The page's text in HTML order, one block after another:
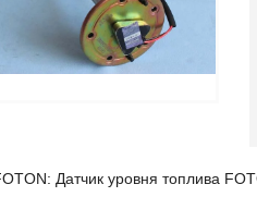
Датчик уровня топлива